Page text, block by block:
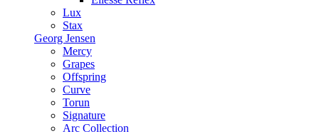
Lux
Stax
Georg Jensen
Mercy
Grapes
Offspring
Curve
Torun
Signature
Arc Collection